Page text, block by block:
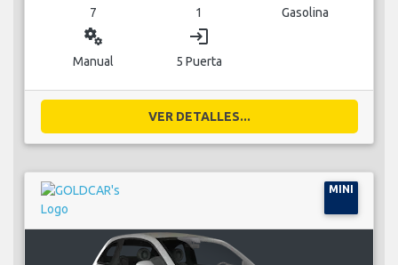
7 1 Gasolina
miscellaneous_services
Manual
login
5 Puerta
VER DETALLES...
MINI